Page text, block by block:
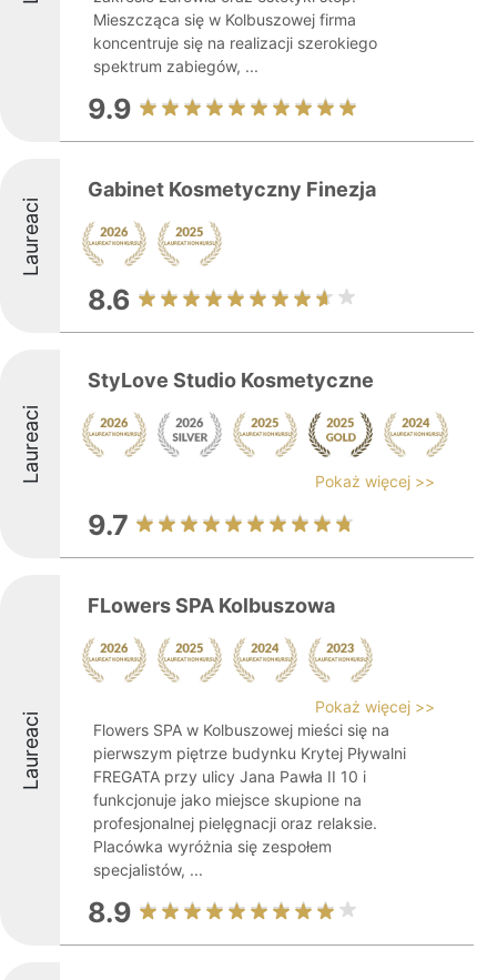
Mieszcząca się w Kolbuszowej firma
koncentruje się na realizacji szerokiego
spektrum zabiegów, ...
9.9
Laureaci
Gabinet Kosmetyczny Finezja
8.6
Laureaci
StyLove Studio Kosmetyczne
Pokaż więcej >>
9.7
Laureaci
FLowers SPA Kolbuszowa
Pokaż więcej >>
Flowers SPA w Kolbuszowej mieści się na
pierwszym piętrze budynku Krytej Pływalni
FREGATA przy ulicy Jana Pawła II 10 i
funkcjonuje jako miejsce skupione na
profesjonalnej pielęgnacji oraz relaksie.
Placówka wyróżnia się zespołem
specjalistów, ...
8.9